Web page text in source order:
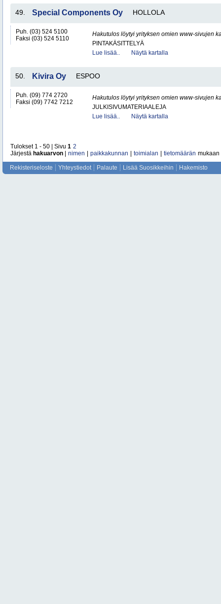
49. Special Components Oy HOLLOLA
Puh. (03) 524 5100
Faksi (03) 524 5110
Hakutulos löytyi yrityksen omien www-sivujen
PINTAKÄSITTELYÄ
Lue lisää..
Näytä kartalla
50. Kivira Oy ESPOO
Puh. (09) 774 2720
Faksi (09) 7742 7212
Hakutulos löytyi yrityksen omien www-sivujen
JULKISIVUMATERIAALEJA
Lue lisää..
Näytä kartalla
Tulokset 1 - 50 | Sivu 1 2
Järjestä hakuarvon nimen paikkakunnan toimialan tietomäärän mukaan
Rekisteriseloste Yhteystiedot Palaute Lisää Suosikkeihin Hakemisto